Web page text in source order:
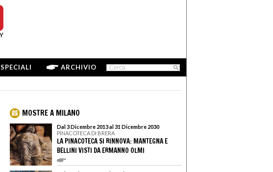
SPECIALI ARCHIVIO
MOSTRE A MILANO
Dal 3 Dicembre 2013 al 31 Dicembre 2030
PINACOTECA DI BRERA
LA PINACOTECA SI RINNOVA: MANTEGNA E
BELLINI VISTI DA ERMANNO OLMI